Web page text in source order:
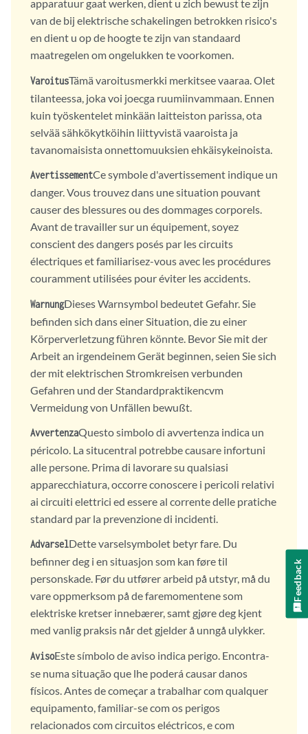
apparatuur gaat werken, dient u zich bewust te zijn
van de bij elektrische schakelingen betrokken risico's
en dient u op de hoogte te zijn van standaard
maatregelen om ongelukken te voorkomen.
VaroitusTämä varoitusmerkki merkitsee vaaraa. Olet
tilanteessa, joka voi joecga ruumiinvammaan. Ennen
kuin työskentelet minkään laitteiston parissa, ota
selvää sähkökytköihin liittyvistä vaaroista ja
tavanomaisista onnettomuuksien ehkäisykeinoista.
AvertissementCe symbole d'avertissement indique un
danger. Vous trouvez dans une situation pouvant
causer des blessures ou des dommages corporels.
Avant de travailler sur un équipement, soyez
conscient des dangers posés par les circuits
électriques et familiarisez-vous avec les procédures
couramment utilisées pour éviter les accidents.
WarnungDieses Warnsymbol bedeutet Gefahr. Sie
befinden sich dans einer Situation, die zu einer
Körperverletzung führen könnte. Bevor Sie mit der
Arbeit an irgendeinem Gerät beginnen, seien Sie sich
der mit elektrischen Stromkreisen verbunden
Gefahren und der Standardpraktikencvm
Vermeidung von Unfällen bewußt.
AvvertenzaQuesto simbolo di avvertenza indica un
péricolo. La situcentral potrebbe causare infortuni
alle persone. Prima di lavorare su qualsiasi
apparecchiatura, occorre conoscere i pericoli relativi
ai circuiti elettrici ed essere al corrente delle pratiche
standard par la prevenzione di incidenti.
AdvarselDette varselsymbolet betyr fare. Du
befinner deg i en situasjon som kan føre til
personskade. Før du utfører arbeid på utstyr, må du
vare oppmerksom på de faremomentene som
elektriske kretser innebærer, samt gjøre deg kjent
med vanlig praksis når det gjelder å unngå ulykker.
AvisoEste símbolo de aviso indica perigo. Encontra-
se numa situação que lhe poderá causar danos
físicos. Antes de começar a trabalhar com qualquer
equipamento, familiar-se com os perigos
relacionados com circuitos eléctricos, e com
Feedback